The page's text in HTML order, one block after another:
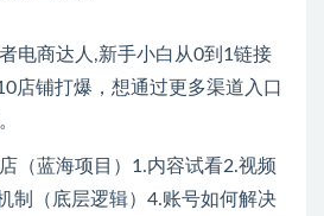
电商达人,新手小白从0到1链接
店铺打爆，想通过更多渠道入口
（蓝海项目）1.内容试看2.视频
制（底层逻辑）4.账号如何解决